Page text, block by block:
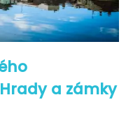
a zámky